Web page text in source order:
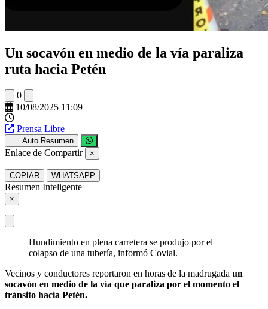
Un socavón en medio de la vía paraliza
ruta hacia Petén
0
10/08/2025 11:09
Prensa Libre
Auto Resumen
Enlace de Compartir ×
COPIAR WHATSAPP
Resumen Inteligente
×
Hundimiento en plena carretera se produjo por el
colapso de una tubería, informó Covial.
Vecinos y conductores reportaron en horas de la madrugada un
socavón en medio de la vía que paraliza por el momento el
tránsito hacia Petén.